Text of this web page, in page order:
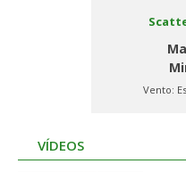
Vento:
VÍDEOS